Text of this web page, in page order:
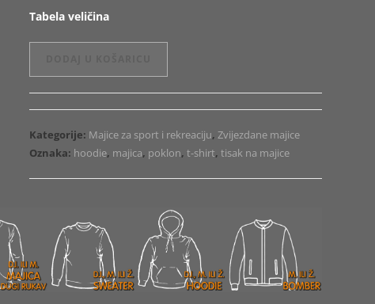
Tabela veličina
Hoodie
Ronaldinho
količina
Kategorije: Majice za sport i rekreaciju,Zvijezdane majice
Oznaka: hoodie, majica, poklon,t-shirt,tisak na majice